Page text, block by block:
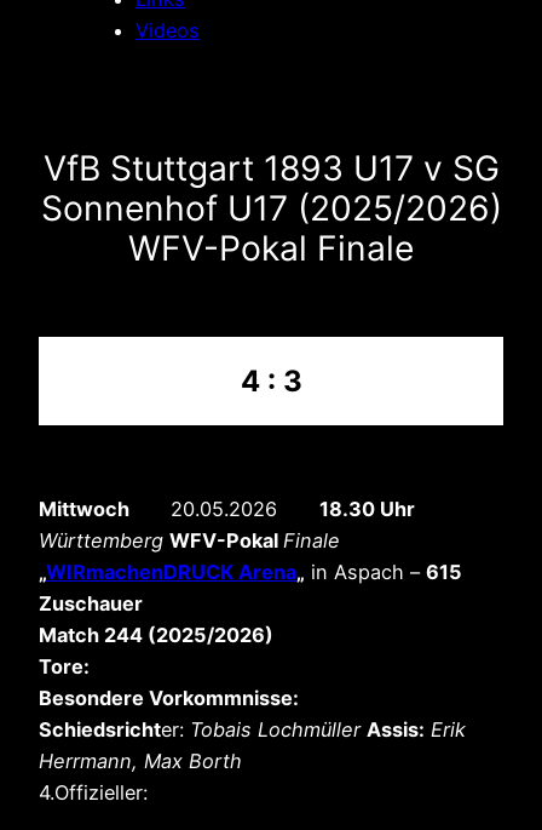
Videos
VfB Stuttgart 1893 U17 v SG
Sonnenhof U17 (2025/2026)
WFV-Pokal Finale
4 : 3
Mittwoch 20.05.2026 18.30 Uhr
Württemberg WFV-Pokal Finale
„WIRmachenDRUCK Arena„ in Aspach – 615
Zuschauer
Match 244 (2025/2026)
Tore:
Besondere Vorkommnisse:
Schiedsrichter: Tobais Lochmüller Assis: Erik
Herrmann, Max Borth
4.Offizieller: